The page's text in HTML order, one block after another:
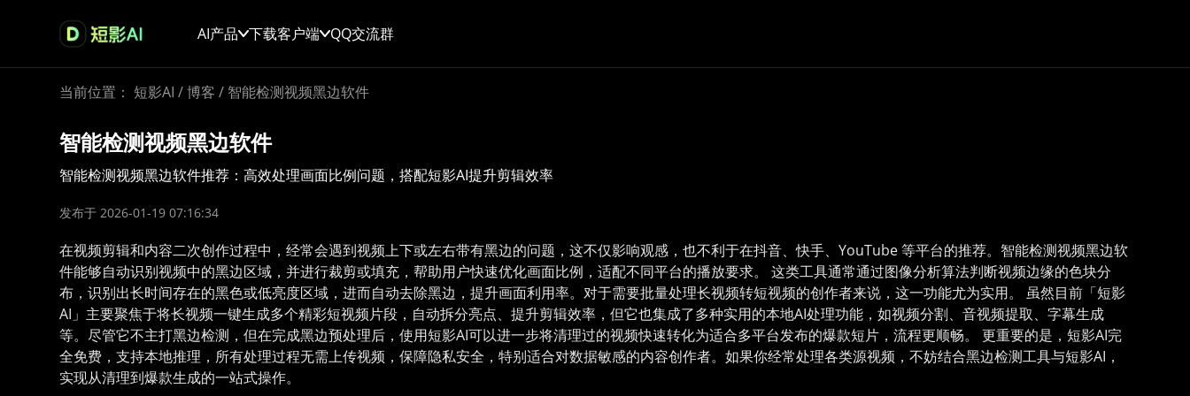
AI产品 下载客户端 QQ交流群
当前位置： 短影AI /博客 / 智能检测视频黑边软件
智能检测视频黑边软件
智能检测视频黑边软件推荐：高效处理画面比例问题，搭配短影AI提升剪辑效率
发布于 2026-01-19 07:16:34
在视频剪辑和内容二次创作过程中，经常会遇到视频上下或左右带有黑边的问题，这不仅影响观感，也不利于在抖音、快手、YouTube 等平台的推荐。智能检测视频黑边软
件能够自动识别视频中的黑边区域，并进行裁剪或填充，帮助用户快速优化画面比例，适配不同平台的播放要求。 这类工具通常通过图像分析算法判断视频边缘的色块分
布，识别出长时间存在的黑色或低亮度区域，进而自动去除黑边，提升画面利用率。对于需要批量处理长视频转短视频的创作者来说，这一功能尤为实用。 虽然目前「短影
AI」主要聚焦于将长视频一键生成多个精彩短视频片段，自动拆分亮点、提升剪辑效率，但它也集成了多种实用的本地AI处理功能，如视频分割、音视频提取、字幕生成
等。尽管它不主打黑边检测，但在完成黑边预处理后，使用短影AI可以进一步将清理过的视频快速转化为适合多平台发布的爆款短片，流程更顺畅。 更重要的是，短影AI完
全免费，支持本地推理，所有处理过程无需上传视频，保障隐私安全，特别适合对数据敏感的内容创作者。如果你经常处理各类源视频，不妨结合黑边检测工具与短影AI，
实现从清理到爆款生成的一站式操作。